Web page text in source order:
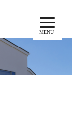
MENU